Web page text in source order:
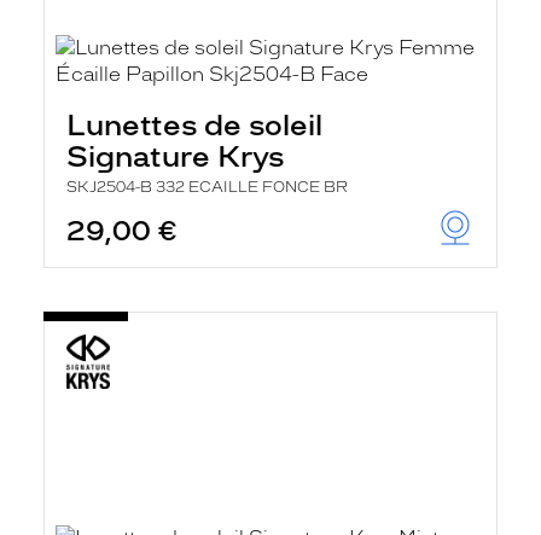
Lunettes de soleil
Signature Krys
SKJ2504-B 332 ECAILLE FONCE BR
29,00 €